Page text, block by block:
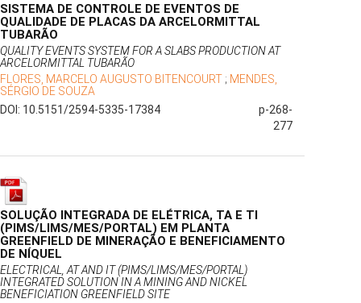
SISTEMA DE CONTROLE DE EVENTOS DE
QUALIDADE DE PLACAS DA ARCELORMITTAL
TUBARÃO
QUALITY EVENTS SYSTEM FOR A SLABS PRODUCTION AT
ARCELORMITTAL TUBARÃO
FLORES, MARCELO AUGUSTO BITENCOURT ; MENDES,
SÉRGIO DE SOUZA
DOI: 10.5151/2594-5335-17384
p-268-
277
SOLUÇÃO INTEGRADA DE ELÉTRICA, TA E TI
(PIMS/LIMS/MES/PORTAL) EM PLANTA
GREENFIELD DE MINERAÇÃO E BENEFICIAMENTO
DE NÍQUEL
ELECTRICAL, AT AND IT (PIMS/LIMS/MES/PORTAL)
INTEGRATED SOLUTION IN A MINING AND NICKEL
BENEFICIATION GREENFIELD SITE